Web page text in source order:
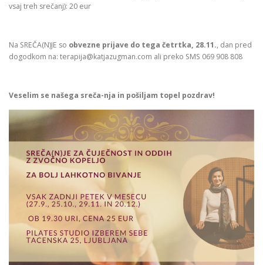
vsaj treh srečanj): 20 eur
Na SREČA(N)JE so obvezne prijave do tega četrtka, 28.11., dan pred
dogodkom na: terapija@katjazugman.com ali preko SMS 069 908 808
Veselim se našega sreča-nja in pošiljam topel pozdrav!